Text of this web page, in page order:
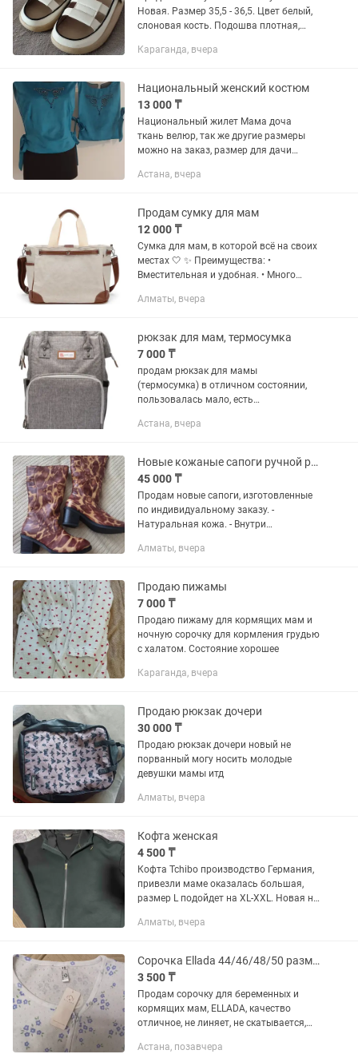
Новая. Размер 35,5 - 36,5. Цвет белый,
слоновая кость. Подошва плотная,
держит вес. Анатомическая форма. По
Караганда, вчера
Национальный женский костюм
13 000 ₸
Национальный жилет Мама доча
ткань велюр, так же другие размеры
можно на заказ, размер для дачи
Астана, вчера
Продам сумку для мам
12 000 ₸
Сумка для мам, в которой всё на своих
местах 🤍 ✨ Преимущества: •
Вместительная и удобная. • Много
порядка. • Легко крепится практически
Алматы, вчера
рюкзак для мам, термосумка
7 000 ₸
продам рюкзак для мамы
(термосумка) в отличном состоянии,
пользовалась мало, есть
карманы
Астана, вчера
Новые кожаные сапоги ручной работы, натуральный мех, р. 39 (маломерят)
45 000 ₸
Продам новые сапоги, изготовленные
по индивидуальному заказу. -
Натуральная кожа. - Внутри
Уникальный принт под жирафа. -
молнии —...
Алматы, вчера
Продаю пижамы
7 000 ₸
Продаю пижаму для кормящих мам и
ночную сорочку для кормления грудью
с халатом. Состояние хорошее
Караганда, вчера
Продаю рюкзак дочери
30 000 ₸
Продаю рюкзак дочери новый не
порванный могу носить молодые
девушки мамы итд
Алматы, вчера
Кофта женская
4 500 ₸
Кофта Tchibo производство Германия,
привезли маме оказалась большая,
размер L подойдет на XL-XXL. Новая но
Алматы, вчера
Сорочка Ellada 44/46/48/50 размер
3 500 ₸
Продам сорочку для беременных и
кормящих мам, ELLADA, качество
отличное, не линяет, не скатывается,
размер
Астана, позавчера